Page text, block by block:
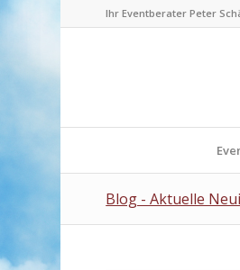
Ihr Eventberater Peter
Blog - Aktuelle